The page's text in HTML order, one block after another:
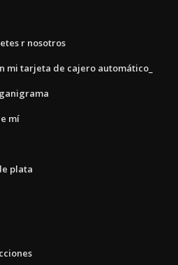
r nosotros
mi tarjeta de cajero automático_
mí
plata